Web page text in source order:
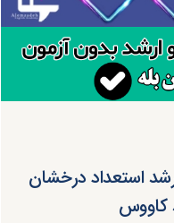
استعداد درخشان